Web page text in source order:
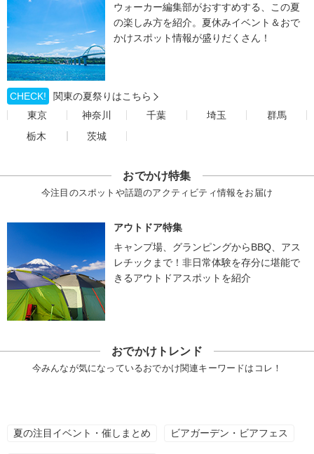
ウォーカー編集部がおすすめする、この夏
の楽しみ方を紹介。夏休みイベント＆おで
かけスポット情報が盛りだくさん！
CHECK!
関東の夏祭りはこちら
東京
神奈川 千葉 埼玉
群馬
栃木
茨城
おでかけ特集
今注目のスポットや話題のアクティビティ情報をお届け
アウトドア特集
キャンプ場、グランピングからBBQ、アス
レチックまで！非日常体験を存分に堪能で
きるアウトドアスポットを紹介
おでかけトレンド
今みんなが気になっているおでかけ関連キーワードはコレ！
夏の注目イベント・催しまとめ ビアガーデン・ビアフェス